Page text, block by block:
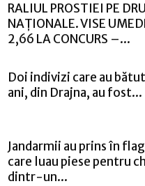
RALIUL PROSTIEI PE
NAȚIONALE. VISE
2,66 LA CONCURS –...
Doi indivizi care au
ani, din Drajna, au fost...
Jandarmii au prins în
care luau piese pentru
dintr-un...